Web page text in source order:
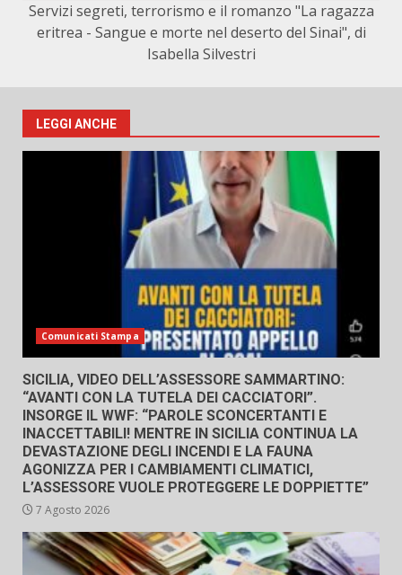
Servizi segreti, terrorismo e il romanzo "La ragazza
eritrea - Sangue e morte nel deserto del Sinai", di
Isabella Silvestri
LEGGI ANCHE
Comunicati Stampa
SICILIA, VIDEO DELL’ASSESSORE SAMMARTINO:
“AVANTI CON LA TUTELA DEI CACCIATORI”.
INSORGE IL WWF: “PAROLE SCONCERTANTI E
INACCETTABILI! MENTRE IN SICILIA CONTINUA LA
DEVASTAZIONE DEGLI INCENDI E LA FAUNA
AGONIZZA PER I CAMBIAMENTI CLIMATICI,
L’ASSESSORE VUOLE PROTEGGERE LE DOPPIETTE”
7 Agosto 2026